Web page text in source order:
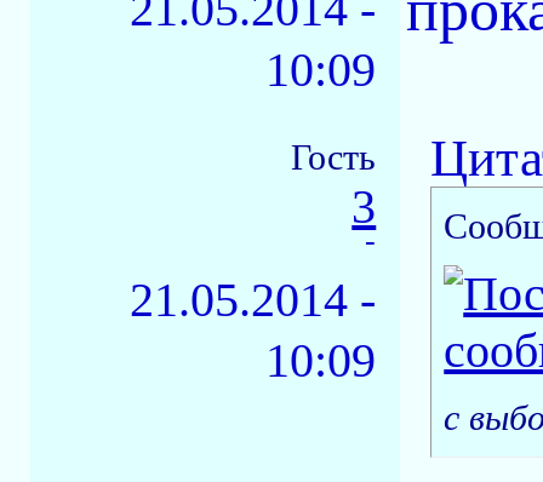
10:09
Гость
3
-
21.05.2014 -
10:09
с